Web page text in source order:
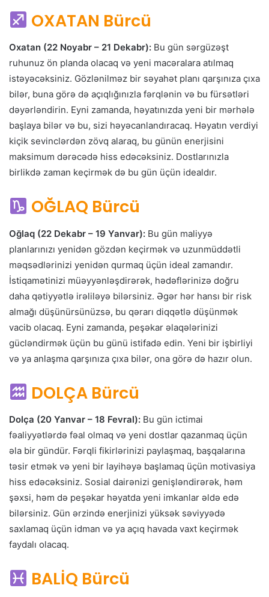
OXATAN Bürcü
Oxatan (22 Noyabr – 21 Dekabr): Bu gün sərgüzəşt
ruhunuz ön planda olacaq və yeni macəralara atılmaq
istəyəcəksiniz. Gözlənilməz bir səyahət planı qarşınıza çıxa
bilər, buna görə də açıqlığınızla fərqlənin və bu fürsətləri
dəyərləndirin. Eyni zamanda, həyatınızda yeni bir mərhələ
başlaya bilər və bu, sizi həyəcanlandıracaq. Həyatın verdiyi
kiçik sevinclərdən zövq alaraq, bu günün enerjisini
maksimum dərəcədə hiss edəcəksiniz. Dostlarınızla
birlikdə zaman keçirmək də bu gün üçün idealdır.
OĞLAQ Bürcü
Oğlaq (22 Dekabr – 19 Yanvar): Bu gün maliyyə
planlarınızı yenidən gözdən keçirmək və uzunmüddətli
məqsədlərinizi yenidən qurmaq üçün ideal zamandır.
İstiqamətinizi müəyyənləşdirərək, hədəflərinizə doğru
daha qətiyyətlə irəliləyə bilərsiniz. Əgər hər hansı bir risk
almağı düşünürsünüzsə, bu qərarı diqqətlə düşünmək
vacib olacaq. Eyni zamanda, peşəkar əlaqələrinizi
gücləndirmək üçün bu günü istifadə edin. Yeni bir işbirliyi
və ya anlaşma qarşınıza çıxa bilər, ona görə də hazır olun.
DOLÇA Bürcü
Dolça (20 Yanvar – 18 Fevral): Bu gün ictimai
fəaliyyətlərdə fəal olmaq və yeni dostlar qazanmaq üçün
əla bir gündür. Fərqli fikirlərinizi paylaşmaq, başqalarına
təsir etmək və yeni bir layihəyə başlamaq üçün motivasiya
hiss edəcəksiniz. Sosial dairənizi genişləndirərək, həm
şəxsi, həm də peşəkar həyatda yeni imkanlar əldə edə
bilərsiniz. Gün ərzində enerjinizi yüksək səviyyədə
saxlamaq üçün idman və ya açıq havada vaxt keçirmək
faydalı olacaq.
BALİQ Bürcü